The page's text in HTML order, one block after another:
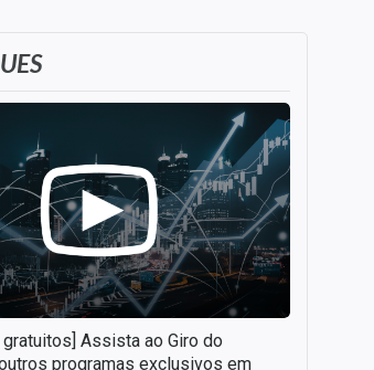
gratuitos] Assista ao Giro do
programas exclusivos em